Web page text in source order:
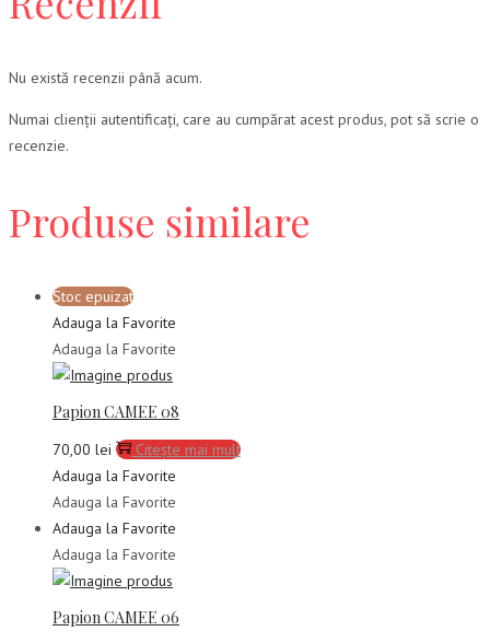
Nu există recenzii până acum.
Numai clienții autentificați, care au cumpărat acest produs, pot să scrie o
recenzie.
Produse similare
Stoc epuizat
Adauga la Favorite
Adauga la Favorite
Papion CAMEE 08
70,00 lei
Citește mai mult
Adauga la Favorite
Adauga la Favorite
Adauga la Favorite
Adauga la Favorite
Papion CAMEE 06